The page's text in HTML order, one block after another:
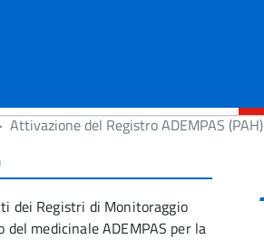
Attivazione del Registro ADEMPAS (PAH)
dei Registri di Monitoraggio
medicinale ADEMPAS per la